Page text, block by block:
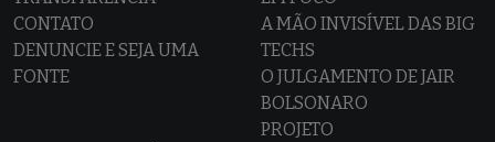
CONTATO
DENUNCIE E SEJA UMA
FONTE
A MÃO INVISÍVEL DAS BIG
TECHS
O JULGAMENTO DE JAIR
BOLSONARO
PROJETO